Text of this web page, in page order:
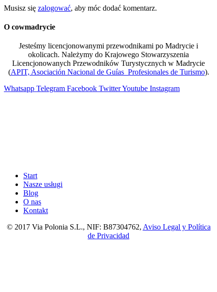
Musisz się zalogować, aby móc dodać komentarz.
O cowmadrycie
Jesteśmy licencjonowanymi przewodnikami po Madrycie i
okolicach. Należymy do Krajowego Stowarzyszenia
Licencjonowanych Przewodników Turystycznych w Madrycie
(APIT, Asociación Nacional de Guías Profesionales de Turismo).
Whatsapp Telegram Facebook TwitterYoutube Instagram
Start
Nasze usługi
Blog
O nas
Kontakt
© 2017 Via Polonia S.L., NIF: B87304762, Aviso Legal y Política
de Privacidad